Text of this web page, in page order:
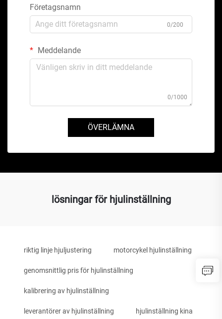
Företagsnamn
0/200
Meddelande
0/1000
ÖVERLÄMNA
lösningar för hjulinställning
riktig linje hjuljustering motorcykel hjulinställning
genomsnittlig pris för hjulinställning
kalibrering av hjulinställning
leverantörer av hjulinställning hjulinställning kina